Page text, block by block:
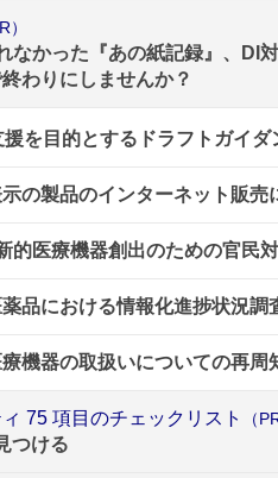
）
なかった『あの紙記録』、
わりにしませんか？
を目的とするドラフトガイ
の製品のインターネット販
的医療機器創出のための官民
品における情報化進捗状況
機器の取扱いについての再周
75 項目のチェックリスト （
つける